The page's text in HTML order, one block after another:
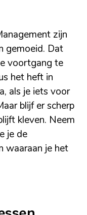
zijn
gemoeid. Dat
voortgang te
het heft in
als je iets voor
blijf er scherp
kleven. Neem
je de
waaraan je het